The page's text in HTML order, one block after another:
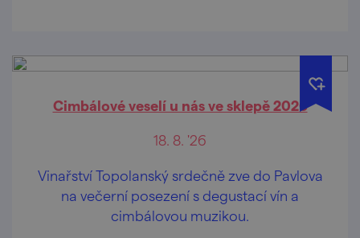
Cimbálové veselí u nás ve sklepě 2026
18. 8. '26
Vinařství Topolanský srdečně zve do Pavlova
na večerní posezení s degustací vín a
cimbálovou muzikou.